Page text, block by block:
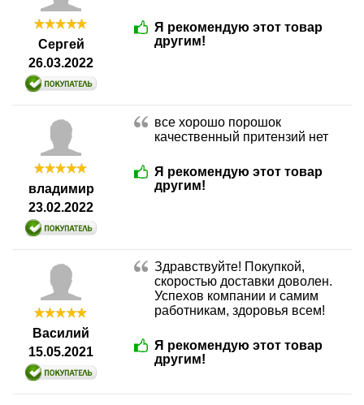
Сергей
26.03.2022
Я рекомендую этот товар
другим!
владимир
23.02.2022
все хорошо порошок
качественный притензий нет
Я рекомендую этот товар
другим!
Василий
15.05.2021
Здравствуйте! Покупкой,
скоростью доставки доволен.
Успехов компании и самим
работникам, здоровья всем!
Я рекомендую этот товар
другим!